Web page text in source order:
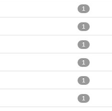
1
1
1
1
1
1